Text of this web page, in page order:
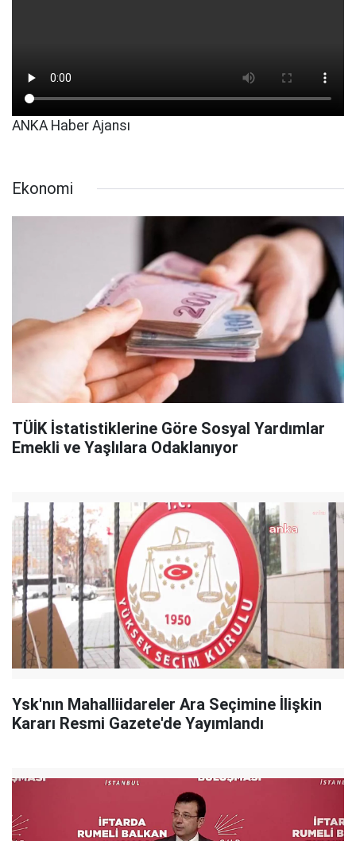
ANKA Haber Ajansı
Ekonomi
TÜİK İstatistiklerine Göre Sosyal Yardımlar
Emekli ve Yaşlılara Odaklanıyor
Ysk'nın Mahalliidareler Ara Seçimine İlişkin
Kararı Resmi Gazete'de Yayımlandı